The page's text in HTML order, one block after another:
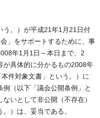
う。）が平成21年1月21日付
」をサポートするために、事
年1月1日～本日まで、2
が具体的に分かるもの2008年
件対象文書」という。）に
（以下「議会公開条例」と
いとして非公開（不存在）
）は、妥当である。